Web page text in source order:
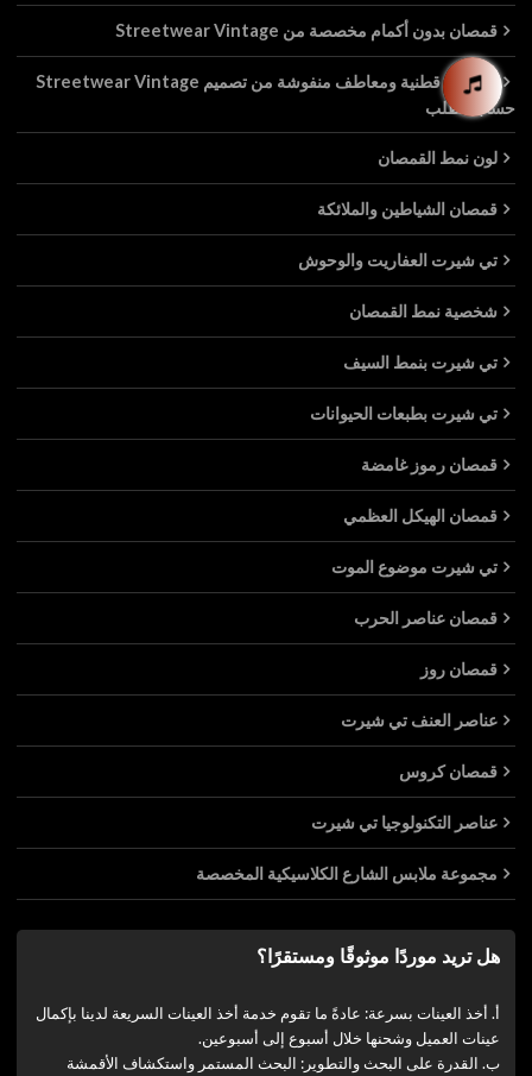
قمصان بدون أكمام مخصصة من Streetwear Vintage
معاطف قطنية ومعاطف منفوشة من تصميم Streetwear Vintage
حسب الطلب
لون نمط القمصان
قمصان الشياطين والملائكة
تي شيرت العفاريت والوحوش
شخصية نمط القمصان
تي شيرت بنمط السيف
تي شيرت بطبعات الحيوانات
قمصان رموز غامضة
قمصان الهيكل العظمي
تي شيرت موضوع الموت
قمصان عناصر الحرب
قمصان روز
عناصر العنف تي شيرت
قمصان كروس
عناصر التكنولوجيا تي شيرت
مجموعة ملابس الشارع الكلاسيكية المخصصة
هل تريد موردًا موثوقًا ومستقرًا؟
أ. أخذ العينات بسرعة: عادةً ما تقوم خدمة أخذ العينات السريعة لدينا بإكمال
عينات العميل وشحنها خلال أسبوع إلى أسبوعين.
ب. القدرة على البحث والتطوير: البحث المستمر واستكشاف الأقمشة